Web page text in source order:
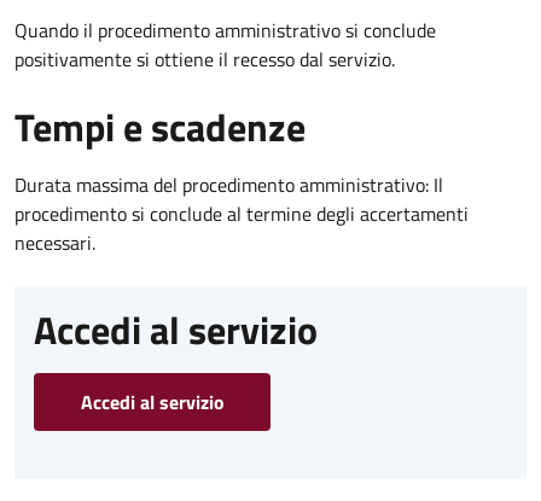
Quando il procedimento amministrativo si conclude
positivamente si ottiene il recesso dal servizio.
Tempi e scadenze
Durata massima del procedimento amministrativo: Il
procedimento si conclude al termine degli accertamenti
necessari.
Accedi al servizio
Accedi al servizio